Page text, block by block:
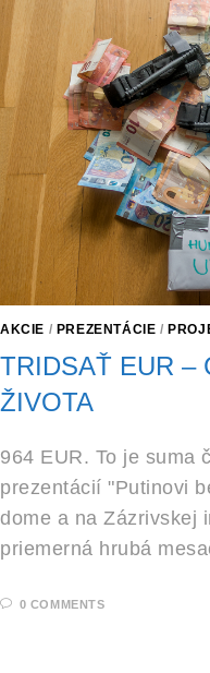
AKCIE / PREZENTÁCIE /
TRIDSAŤ EUR –
ŽIVOTA
964 EUR. To je suma
prezentácií "Putinovi
dome a na Zázrivskej
priemerná hrubá
0 COMMENTS